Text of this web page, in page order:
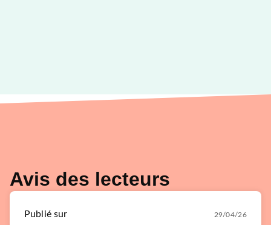
Avis des lecteurs
Publié sur 29/04/26